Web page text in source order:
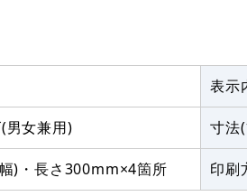
表示
男女兼用) 寸法
)・長さ300mm×4箇所 印刷